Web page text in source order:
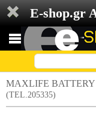
E-shop.gr
MAXLIFE BATTERY
(TEL.205335)